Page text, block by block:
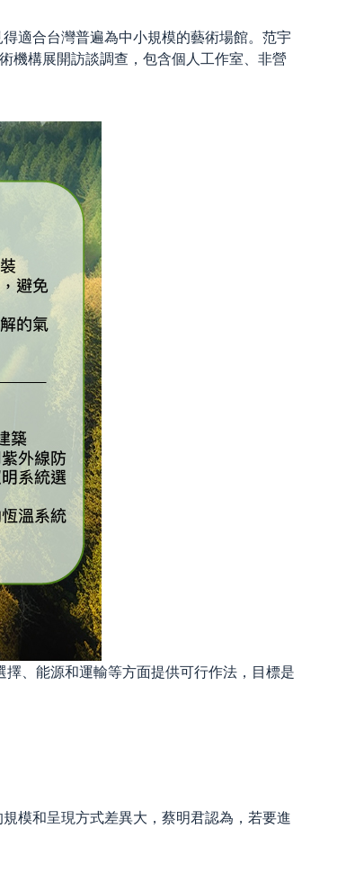
適合台灣普遍為中小規模的藝術場館。范宇
機構展開訪談調查，包含個人工作室、非營
、能源和運輸等方面提供可行作法，目標是
模和呈現方式差異大，蔡明君認為，若要進